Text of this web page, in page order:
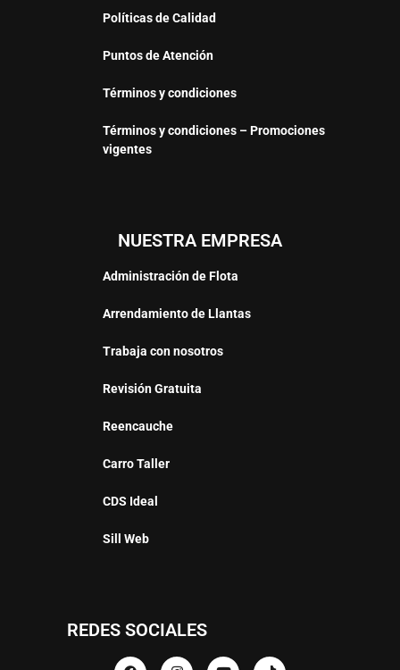
Políticas de Calidad
Puntos de Atención
Términos y condiciones
Términos y condiciones – Promociones
vigentes
NUESTRA EMPRESA
Administración de Flota
Arrendamiento de Llantas
Trabaja con nosotros
Revisión Gratuita
Reencauche
Carro Taller
CDS Ideal
Sill Web
REDES SOCIALES